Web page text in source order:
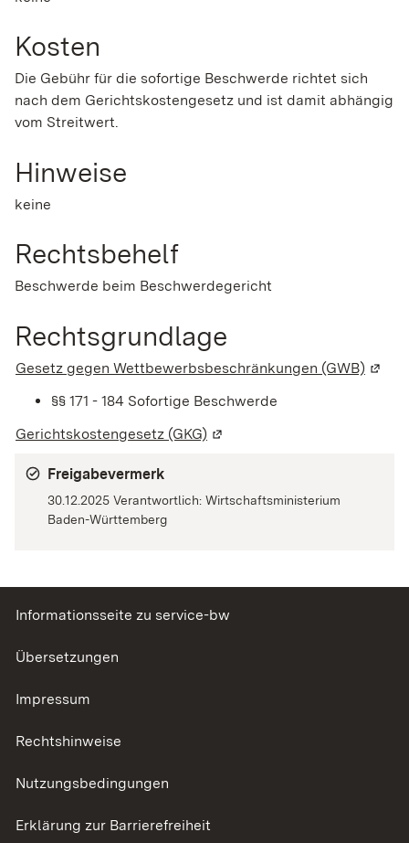
Kosten
Die Gebühr für die sofortige Beschwerde richtet sich
nach dem Gerichtskostengesetz und ist damit abhängig
vom Streitwert.
Hinweise
keine
Rechtsbehelf
Beschwerde beim Beschwerdegericht
Rechtsgrundlage
Gesetz gegen Wettbewerbsbeschränkungen (GWB)
§§ 171 - 184 Sofortige Beschwerde
Gerichtskostengesetz (GKG) (Wird in einem neuen
Freigabevermerk
30.12.2025 Verantwortlich: Wirtschaftsministerium
Baden-Württemberg
Informationsseite zu service-bw
Übersetzungen
Impressum
Rechtshinweise
Nutzungsbedingungen
Erklärung zur Barrierefreiheit